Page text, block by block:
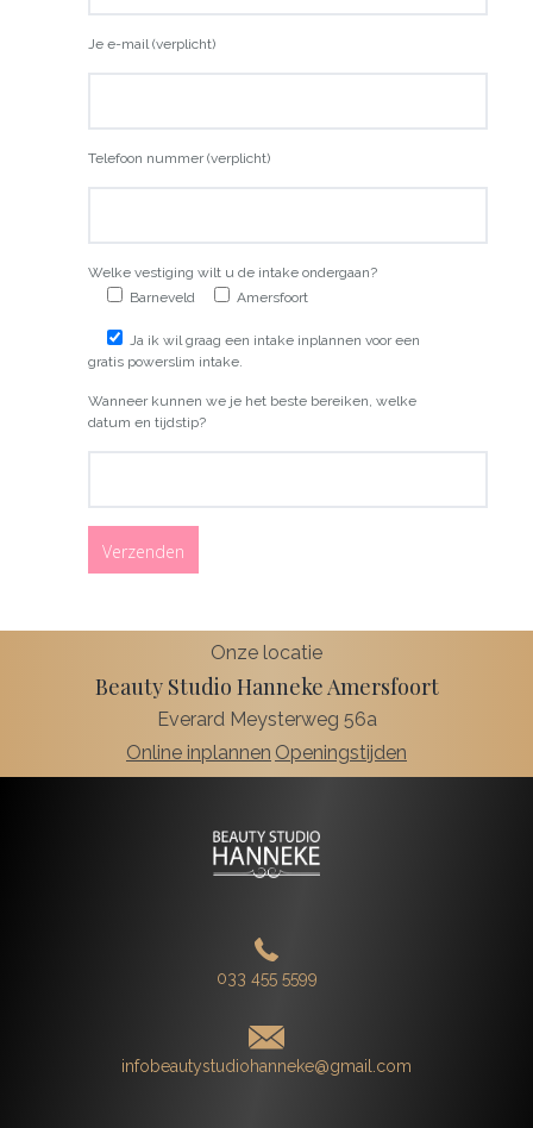
Je e-mail (verplicht)
Telefoon nummer (verplicht)
Welke vestiging wilt u de intake ondergaan?
Barneveld
Amersfoort
Ja ik wil graag een intake inplannen voor een
gratis powerslim intake.
Wanneer kunnen we je het beste bereiken, welke
datum en tijdstip?
Onze locatie
Beauty Studio Hanneke Amersfoort
Everard Meysterweg 56a
Online inplannen Openingstijden
033 455 5599
infobeautystudiohanneke@gmail.com